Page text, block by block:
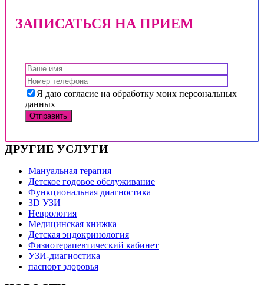
ЗАПИСАТЬСЯ НА ПРИЕМ
Я даю согласие на обработку моих персональных
данных
ДРУГИЕ УСЛУГИ
Мануальная терапия
Детское годовое обслуживание
Функциональная диагностика
3D УЗИ
Неврология
Медицинская книжка
Детская эндокринология
Физиотерапевтический кабинет
УЗИ-диагностика
паспорт здоровья